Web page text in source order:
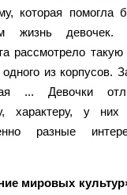
которая помогла
жизнь девочек.
рассмотрело
одного из корпусов.
... Девочки
характеру, у
разные
мировых